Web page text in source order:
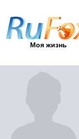
Моя жизнь